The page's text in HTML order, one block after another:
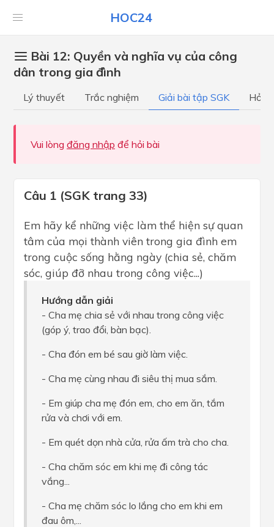
HOC24
Bài 12: Quyền và nghĩa vụ của công
dân trong gia đình
Lý thuyết Trắc nghiệm Giải bài tập SGK Hỏi
Vui lòng đăng nhập để hỏi bài
Câu 1 (SGK trang 33)
Em hãy kể những việc làm thể hiện sự quan
tâm của mọi thành viên trong gia đình em
trong cuộc sống hằng ngày (chia sẻ, chăm
sóc, giúp đỡ nhau trong công việc...)
Hướng dẫn giải
- Cha mẹ chia sẻ với nhau trong công việc
(góp ý, trao đổi, bàn bạc).
- Cha đón em bé sau giờ làm việc.
- Cha mẹ cùng nhau đi siêu thị mua sắm.
- Em giúp cha mẹ đón em, cho em ăn, tắm
rửa và chơi với em.
- Em quét dọn nhà cửa, rửa ấm trà cho cha.
- Cha chăm sóc em khi mẹ đi công tác
vắng...
- Cha mẹ chăm sóc lo lắng cho em khi em
đau ôm,...